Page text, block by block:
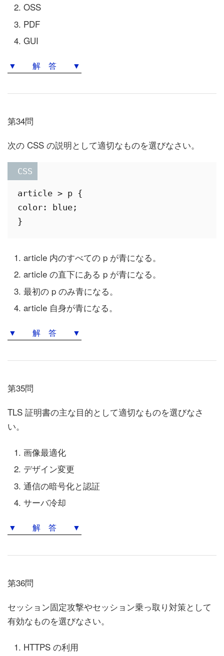
OSS
PDF
GUI
▼ 解 答 ▼
第34問
次の CSS の説明として適切なものを選びなさい。
CSS
article > p {
color: blue;
article 内のすべての p が青になる。
article の直下にある p が青になる。
最初の p のみ青になる。
article 自身が青になる。
▼ 解 答 ▼
第35問
TLS 証明書の主な目的として適切なものを選びなさ
い。
画像最適化
デザイン変更
通信の暗号化と認証
サーバ冷却
▼ 解 答 ▼
第36問
セッション固定攻撃やセッション乗っ取り対策として
有効なものを選びなさい。
HTTPS の利用